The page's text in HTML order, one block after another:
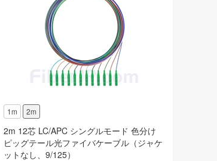
1m 2m
2m 12芯 LC/APC シングルモード 色分け
ピッグテール光ファイバケーブル（ジャケ
ットなし、9/125）